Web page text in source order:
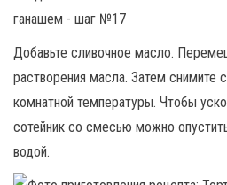
Добавьте сливочное масло.
растворения масла. Затем снимите
комнатной температуры. Чтобы
сотейник со смесью можно
водой.